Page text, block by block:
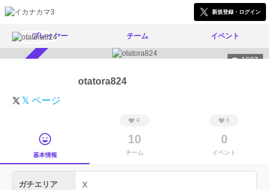
新規登録・ログイン
プレイヤー チーム イベント
1697
otatora824
𝕏 ページ
基本情報
6
10
チーム
0
0
イベント
ガチエリア X